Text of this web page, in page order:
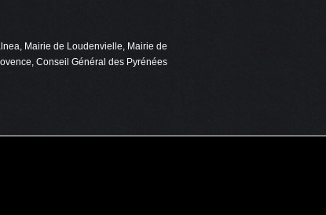
Mairie de Loudenvielle, Mairie de
Conseil Général des Pyrénées